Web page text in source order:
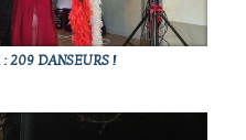
209 DANSEURS !